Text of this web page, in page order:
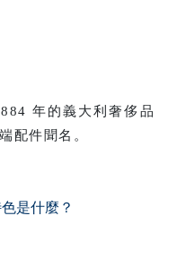
年的義大利奢侈品
配件聞名。
是什麼？